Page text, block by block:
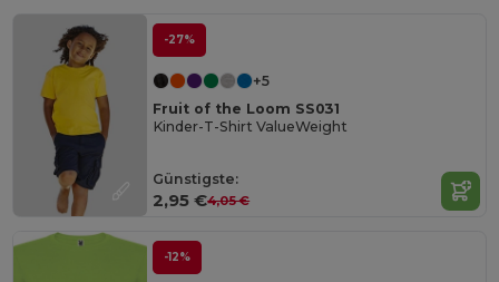
-27%
+5
Fruit of the Loom SS031
Kinder-T-Shirt ValueWeight
Günstigste:
2,95 €4,05 €
-12%